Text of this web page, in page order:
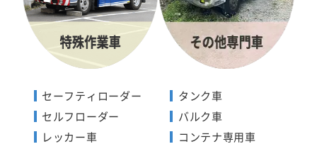
セーフティローダー
セルフローダー
レッカー車
タンク車
バルク車
コンテナ専用車